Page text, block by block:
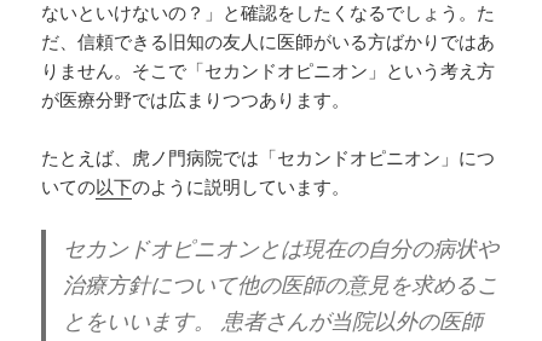
ないといけないの？」と確認をしたくなるでしょう。た
だ、信頼できる旧知の友人に医師がいる方ばかりではあ
りません。そこで「セカンドオピニオン」という考え方
が医療分野では広まりつつあります。
たとえば、虎ノ門病院では「セカンドオピニオン」につ
いての以下のように説明しています。
セカンドオピニオンとは現在の自分の病状や
治療方針について他の医師の意見を求めるこ
とをいいます。 患者さんが当院以外の医師